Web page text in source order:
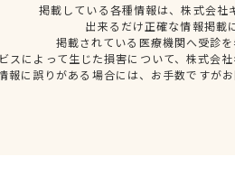
掲載している各種情報は、株式会社
出来るだけ正確な情報掲載
掲載されている医療機関へ受診
スによって生じた損害について、株式会
報に誤りがある場合には、お手数ですが